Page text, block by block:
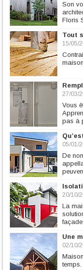
Son
Floris
Tout
15/05/
27/03/
Vous
pas à
05/01/
De
20/10/
La
Une
02/10/